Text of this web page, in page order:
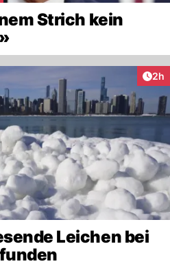
Strich kein
2h
Leichen bei